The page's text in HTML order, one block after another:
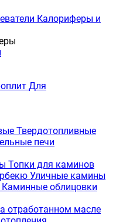
Калориферы и
Для
Твердотопливные
печи
Топки для каминов
Уличные камины
Каминные облицовки
отработанном масле